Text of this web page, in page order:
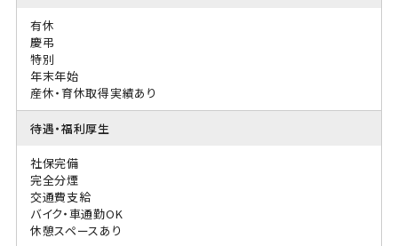
有休
慶弔
特別
年末年始
産休・育休取得実績あり
待遇・福利厚生
社保完備
完全分煙
交通費支給
バイク・車通勤OK
休憩スペースあり